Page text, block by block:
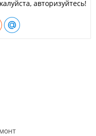
авторизуйтесь!